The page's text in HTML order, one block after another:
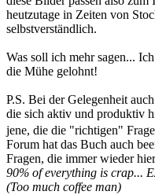
P.S. Bei der Gelegenheit
die sich aktiv und produktiv
jene, die die "richtigen"
Forum hat das Buch auch
Fragen, die immer wieder
90% of everything is crap...
(Too much coffee man)
The amount of energy
magnitude bigger than to
(Brandolini's law)
PMs mit Fragen werden
Nach oben